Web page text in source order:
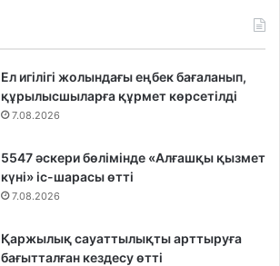
Ел игілігі жолындағы еңбек бағаланып,
құрылысшыларға құрмет көрсетілді
7.08.2026
5547 әскери бөлімінде «Алғашқы қызмет
күні» іс-шарасы өтті
7.08.2026
Қаржылық сауаттылықты арттыруға
бағытталған кездесу өтті